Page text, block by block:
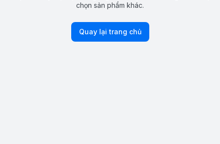
chọn sản phẩm khác.
Quay lại trang chủ